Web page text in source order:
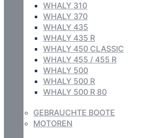
WHALY 310
WHALY 370
WHALY 435
WHALY 435 R
WHALY 450 CLASSIC
WHALY 455 / 455 R
WHALY 500
WHALY 500 R
WHALY 500 R 80
GEBRAUCHTE BOOTE
MOTOREN